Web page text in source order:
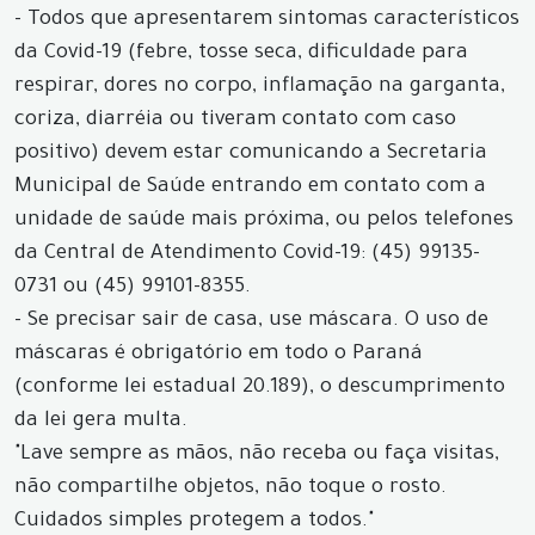
- Todos que apresentarem sintomas característicos
da Covid-19 (febre, tosse seca, dificuldade para
respirar, dores no corpo, inflamação na garganta,
coriza, diarréia ou tiveram contato com caso
positivo) devem estar comunicando a Secretaria
Municipal de Saúde entrando em contato com a
unidade de saúde mais próxima, ou pelos telefones
da Central de Atendimento Covid-19: (45) 99135-
0731 ou (45) 99101-8355.
- Se precisar sair de casa, use máscara. O uso de
máscaras é obrigatório em todo o Paraná
(conforme lei estadual 20.189), o descumprimento
da lei gera multa.
"Lave sempre as mãos, não receba ou faça visitas,
não compartilhe objetos, não toque o rosto.
Cuidados simples protegem a todos."